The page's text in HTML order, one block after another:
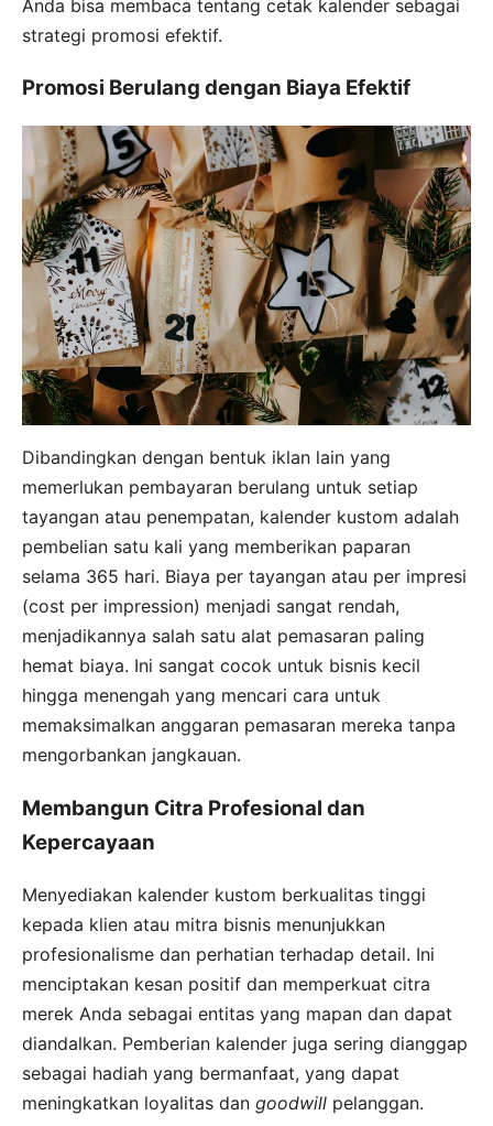
Anda bisa membaca tentang cetak kalender sebagai
strategi promosi efektif.
Promosi Berulang dengan Biaya Efektif
Dibandingkan dengan bentuk iklan lain yang
memerlukan pembayaran berulang untuk setiap
tayangan atau penempatan, kalender kustom adalah
pembelian satu kali yang memberikan paparan
selama 365 hari. Biaya per tayangan atau per impresi
(cost per impression) menjadi sangat rendah,
menjadikannya salah satu alat pemasaran paling
hemat biaya. Ini sangat cocok untuk bisnis kecil
hingga menengah yang mencari cara untuk
memaksimalkan anggaran pemasaran mereka tanpa
mengorbankan jangkauan.
Membangun Citra Profesional dan
Kepercayaan
Menyediakan kalender kustom berkualitas tinggi
kepada klien atau mitra bisnis menunjukkan
profesionalisme dan perhatian terhadap detail. Ini
menciptakan kesan positif dan memperkuat citra
merek Anda sebagai entitas yang mapan dan dapat
diandalkan. Pemberian kalender juga sering dianggap
sebagai hadiah yang bermanfaat, yang dapat
meningkatkan loyalitas dan goodwill pelanggan.